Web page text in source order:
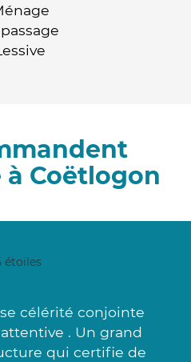
à Coëtlogon
célérité conjointe
. Un grand
qui certifie de